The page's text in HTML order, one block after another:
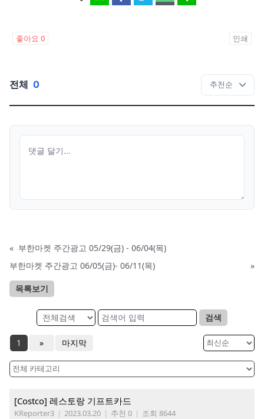
좋아요 0 인쇄
전체 0
« 부한마켓 주간광고 05/29(금) - 06/04(목)
부한마켓 주간광고 06/05(금)- 06/11(목)
»
목록보기
검색
1 » 마지막
[Costco] 레스토랑 기프트카드
KReporter3 | 2023.03.20 | 추천 0 | 조회 8644